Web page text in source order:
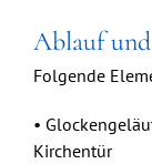
Ablauf
Folgende
•
Kirchentür